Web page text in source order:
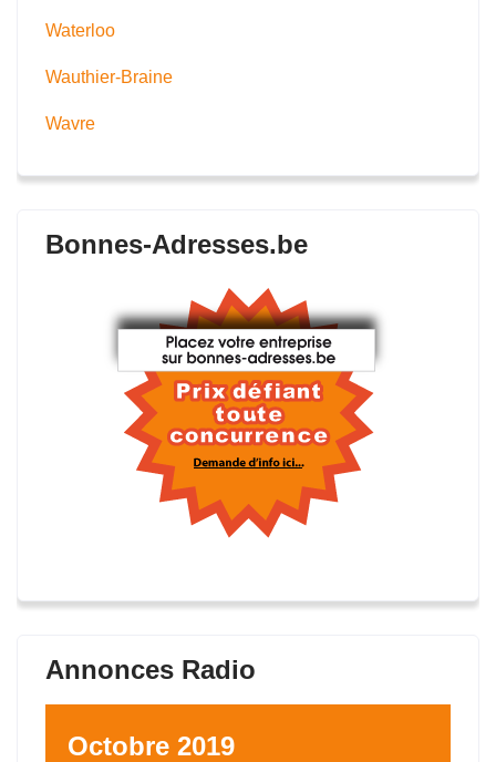
Waterloo
Wauthier-Braine
Wavre
Bonnes-Adresses.be
Annonces Radio
Octobre 2019